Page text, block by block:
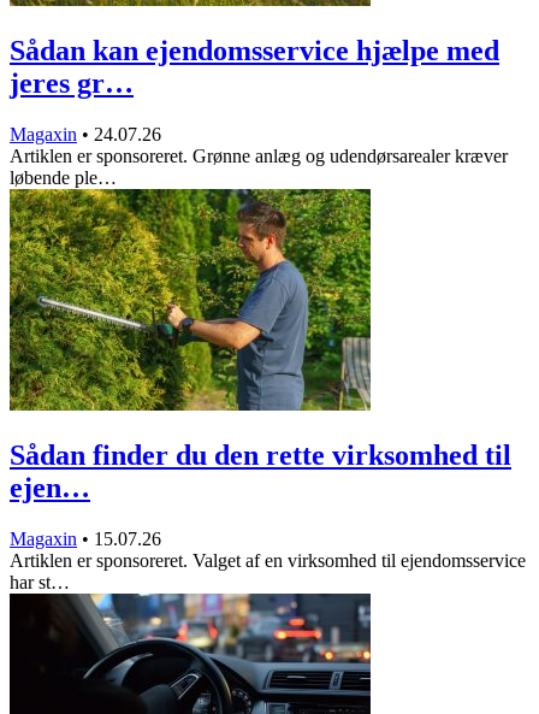
Sådan kan ejendomsservice hjælpe med
jeres gr…
Magaxin • 24.07.26
Artiklen er sponsoreret. Grønne anlæg og udendørsarealer kræver
løbende ple…
Sådan finder du den rette virksomhed til
ejen…
Magaxin • 15.07.26
Artiklen er sponsoreret. Valget af en virksomhed til ejendomsservice
har st…